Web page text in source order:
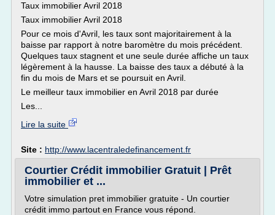
Taux immobilier Avril 2018
Taux immobilier Avril 2018
Pour ce mois d'Avril, les taux sont majoritairement à la
baisse par rapport à notre baromètre du mois précédent.
Quelques taux stagnent et une seule durée affiche un taux
légèrement à la hausse. La baisse des taux a débuté à la
fin du mois de Mars et se poursuit en Avril.
Le meilleur taux immobilier en Avril 2018 par durée
Les...
Lire la suite
Site : http://www.lacentraledefinancement.fr
Courtier Crédit immobilier Gratuit | Prêt
immobilier et ...
Votre simulation pret immobilier gratuite - Un courtier
crédit immo partout en France vous répond.